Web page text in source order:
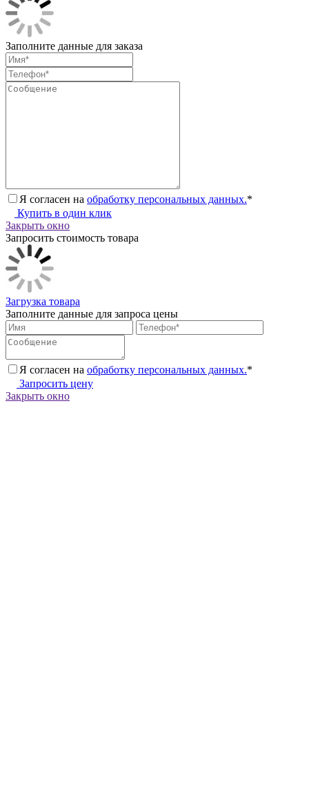
Заполните данные для заказа
Я согласен на обработку персональных данных.*
Купить в один клик
Закрыть окно
Запросить стоимость товара
Загрузка товара
Заполните данные для запроса цены
Я согласен на обработку персональных данных.*
Запросить цену
Закрыть окно